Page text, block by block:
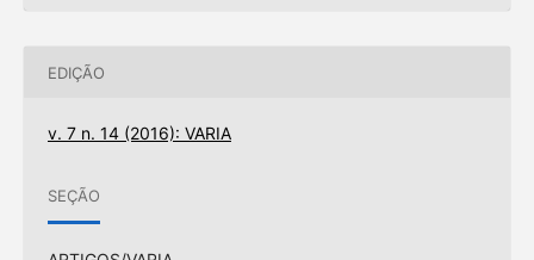
EDIÇÃO
v. 7 n. 14 (2016): VARIA
SEÇÃO